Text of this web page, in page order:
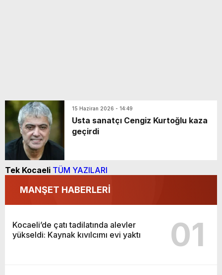
15 Haziran 2026 - 14:49
Usta sanatçı Cengiz Kurtoğlu kaza
geçirdi
Tek Kocaeli TÜM YAZILARI
MANŞET HABERLERİ
Kocaeli’de çatı tadilatında alevler
yükseldi: Kaynak kıvılcımı evi yaktı
01